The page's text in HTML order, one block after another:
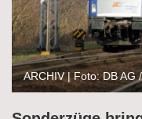
ARCHIV | Foto: DB AG